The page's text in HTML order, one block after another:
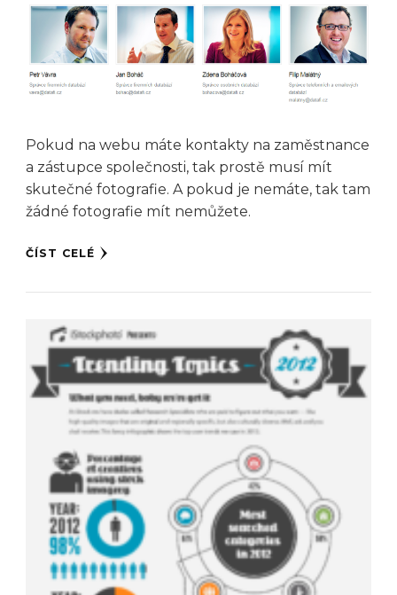
Pokud na webu máte kontakty na zaměstnance
a zástupce společnosti, tak prostě musí mít
skutečné fotografie. A pokud je nemáte, tak tam
žádné fotografie mít nemůžete.
ČÍST CELÉ